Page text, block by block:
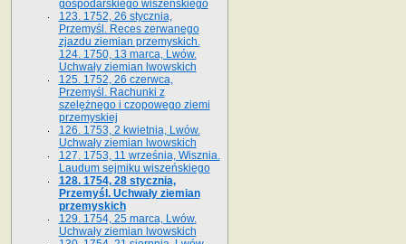
gospodarskiego wiszeńskiego
123. 1752, 26 stycznia,
Przemyśl. Reces zerwanego
zjazdu ziemian przemyskich.
124. 1750, 13 marca, Lwów.
Uchwały ziemian lwowskich
125. 1752, 26 czerwca,
Przemyśl. Rachunki z
szelężnego i czopowego ziemi
przemyskiej
126. 1753, 2 kwietnia, Lwów.
Uchwały ziemian lwowskich
127. 1753, 11 września, Wisznia.
Laudum sejmiku wiszeńskiego
128. 1754, 28 stycznia,
Przemyśl. Uchwały ziemian
przemyskich
129. 1754, 25 marca, Lwów.
Uchwały ziemian lwowskich